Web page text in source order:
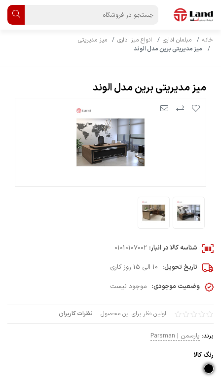
خانه مبلمان اداری انواع میز اداری
میز مدیریتی
میز مدیریتی برین مدل الوند
میز مدیریتی برین مدل الوند
اولین نظر برای این محصول نظرات کاربران
برند: پارسمن | Parsman
رنگ كالا
شناسه کالا در انبار: 01010107002
تاریخ تحویل: 10 الی 15 روز کاری
وضعیت موجودی: موجود نیست